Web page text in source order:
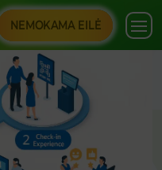
NEMOKAMA EILĖ